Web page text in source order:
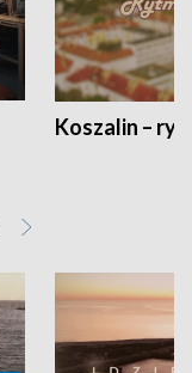
Koszalin –